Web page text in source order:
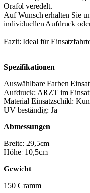
Orafol veredelt.
Auf Wunsch erhalten Sie
individuellen Aufdruck
Fazit: Ideal für
Spezifikationen
Auswählbare Farben
Aufdruck: ARZT im
Material Einsatzschild:
UV beständig: Ja
Abmessungen
Breite: 29,5cm
Höhe: 10,5cm
Gewicht
150 Gramm